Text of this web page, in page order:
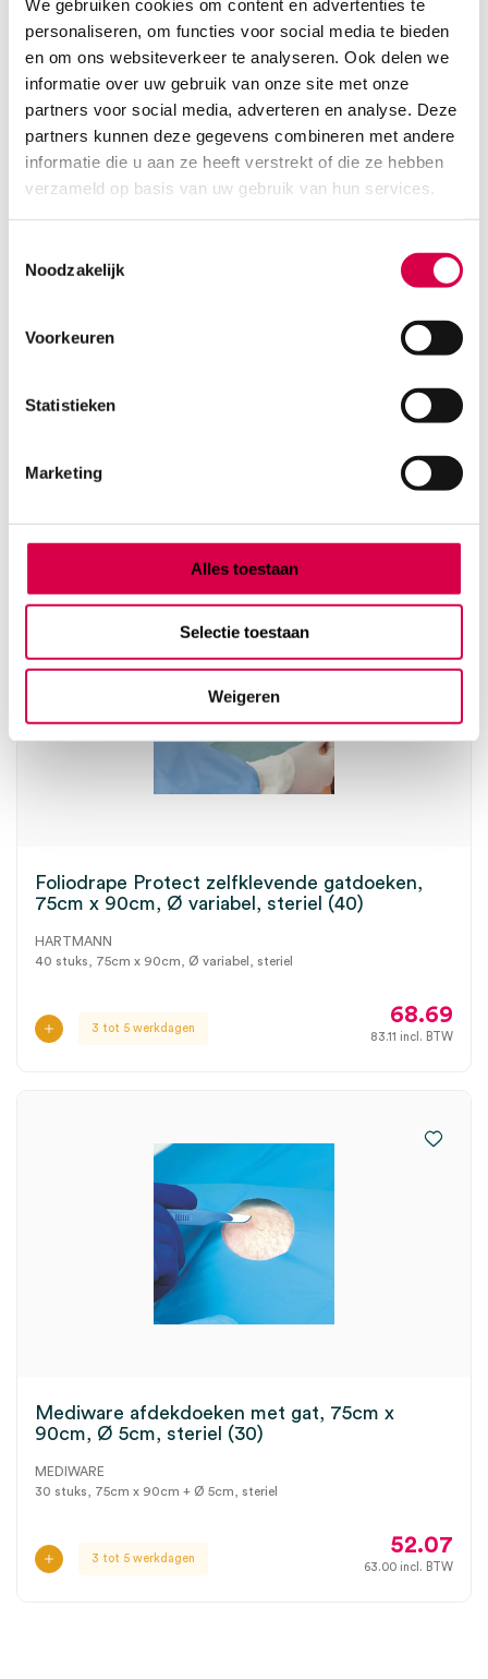
We gebruiken cookies om content en advertenties te
personaliseren, om functies voor social media te bieden
en om ons websiteverkeer te analyseren. Ook delen we
informatie over uw gebruik van onze site met onze
partners voor social media, adverteren en analyse. Deze
partners kunnen deze gegevens combineren met andere
informatie die u aan ze heeft verstrekt of die ze hebben
verzameld op basis van uw gebruik van hun services.
Noodzakelijk
Voorkeuren
Statistieken
Marketing
Alles toestaan
Selectie toestaan
Weigeren
Foliodrape Protect zelfklevende gatdoeken,
HARTMANN
57.04
Foliodrape Protect zelfklevende gatdoeken,
75cm x 90cm, Ø variabel, steriel (40)
HARTMANN
40 stuks, 75cm x 90cm, Ø variabel, steriel
3 tot 5 werkdagen
68.69
83.11 incl. BTW
Mediware afdekdoeken met gat, 75cm x
90cm, Ø 5cm, steriel (30)
MEDIWARE
30 stuks, 75cm x 90cm + Ø 5cm, steriel
3 tot 5 werkdagen
52.07
63.00 incl. BTW